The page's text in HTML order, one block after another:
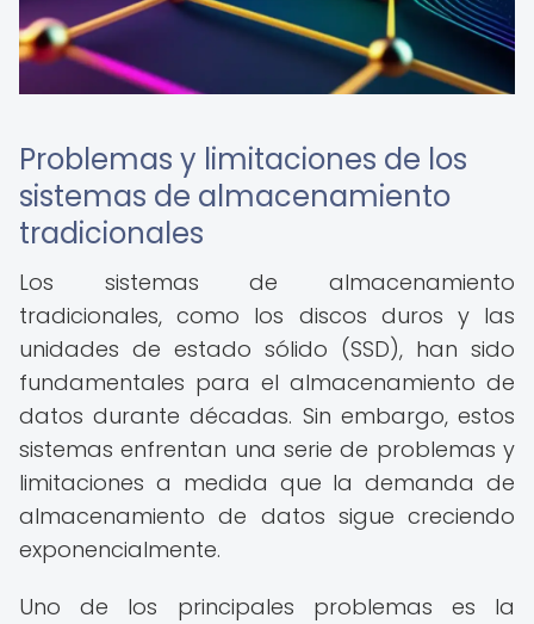
Problemas y limitaciones de los
sistemas de almacenamiento
tradicionales
Los sistemas de almacenamiento
tradicionales, como los discos duros y las
unidades de estado sólido (SSD), han sido
fundamentales para el almacenamiento de
datos durante décadas. Sin embargo, estos
sistemas enfrentan una serie de problemas y
limitaciones a medida que la demanda de
almacenamiento de datos sigue creciendo
exponencialmente.
Uno de los principales problemas es la